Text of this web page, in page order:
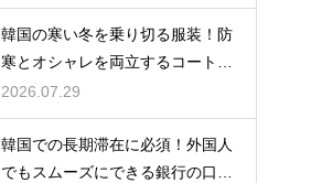
韓国の寒い冬を乗り切る服装！防
寒とオシャレを両立するコートの
種類
2026.07.29
韓国での長期滞在に必須！外国人
でもスムーズにできる銀行の口座